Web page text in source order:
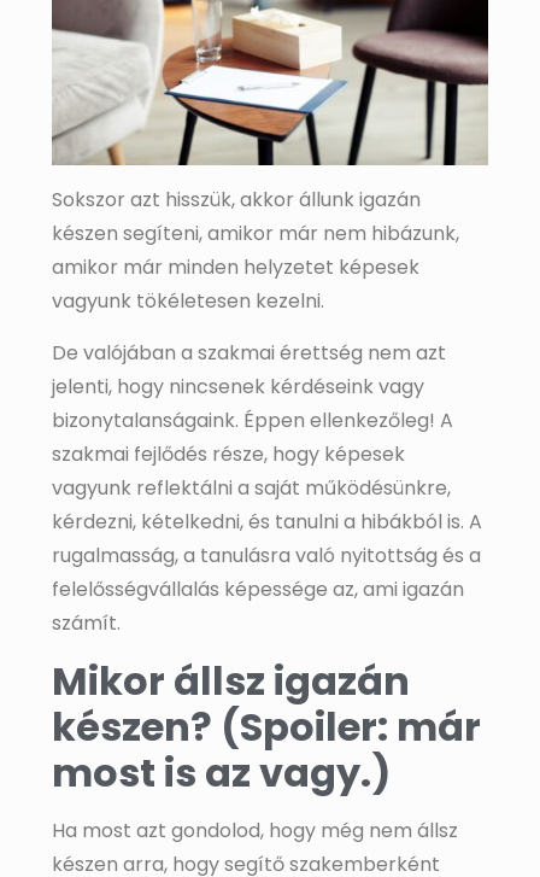
Sokszor azt hisszük, akkor állunk igazán
készen segíteni, amikor már nem hibázunk,
amikor már minden helyzetet képesek
vagyunk tökéletesen kezelni.
De valójában a szakmai érettség nem azt
jelenti, hogy nincsenek kérdéseink vagy
bizonytalanságaink. Éppen ellenkezőleg! A
szakmai fejlődés része, hogy képesek
vagyunk reflektálni a saját működésünkre,
kérdezni, kételkedni, és tanulni a hibákból is. A
rugalmasság, a tanulásra való nyitottság és a
felelősségvállalás képessége az, ami igazán
számít.
Mikor állsz igazán
készen? (Spoiler: már
most is az vagy.)
Ha most azt gondolod, hogy még nem állsz
készen arra, hogy segítő szakemberként